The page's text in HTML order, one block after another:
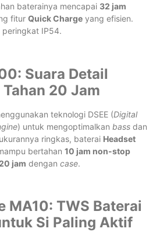
baterainya mencapai 32 jam
fitur Quick Charge yang efisien.
peringkat IP54.
Suara Detail
20 Jam
teknologi DSEE (Digital
) untuk mengoptimalkan bass dan
ringkas, baterai Headset
bertahan 10 jam non-stop
jam dengan case.
MA10: TWS Baterai
Si Paling Aktif